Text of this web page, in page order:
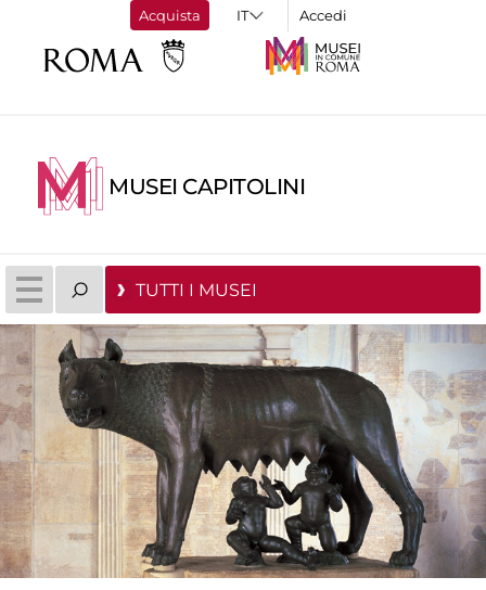
Acquista Accedi
MUSEI CAPITOLINI
TUTTI I MUSEI